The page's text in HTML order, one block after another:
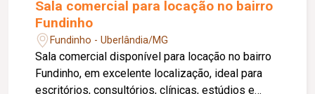
Sala comercial para locação no bairro
Fundinho
Fundinho - Uberlândia/MG
Sala comercial disponível para locação no bairro
Fundinho, em excelente localização, ideal para
escritórios, consultórios, clínicas, estúdios e